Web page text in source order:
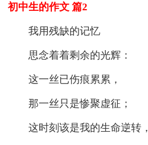
初中生的作文 篇2
我用残缺的记忆
思念着着剩余的光辉：
这一丝已伤痕累累，
那一丝只是惨聚虚征；
这时刻该是我的生命逆转，